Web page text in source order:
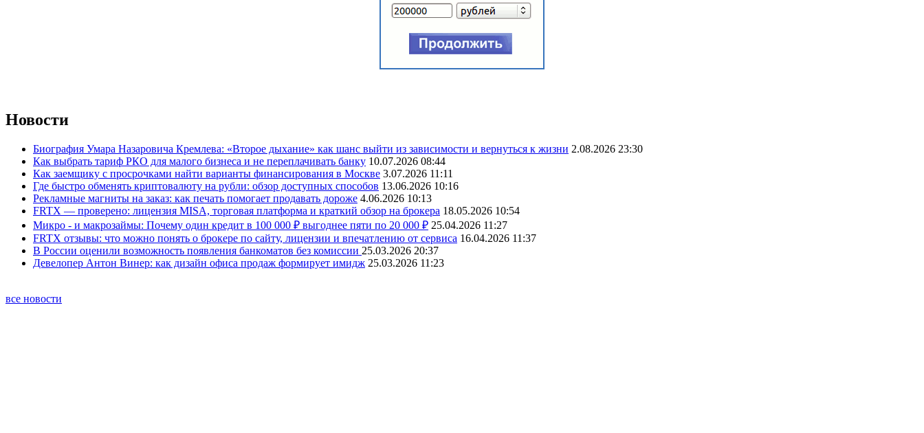
Новости
Биография Умара Назаровича Кремлева: «Второе дыхание» как шанс выйти из зависимости и вернуться к жизни 2.08.2026 23:30
Как выбрать тариф РКО для малого бизнеса и не переплачивать банку 10.07.2026 08:44
Как заемщику с просрочками найти варианты финансирования в Москве 3.07.2026 11:11
Где быстро обменять криптовалюту на рубли: обзор доступных способов 13.06.2026 10:16
Рекламные магниты на заказ: как печать помогает продавать дороже 4.06.2026 10:13
FRTX — проверено: лицензия MISA, торговая платформа и краткий обзор на брокера 18.05.2026 10:54
Микро - и макрозаймы: Почему один кредит в 100 000 ₽ выгоднее пяти по 20 000 ₽ 25.04.2026 11:27
FRTX отзывы: что можно понять о брокере по сайту, лицензии и впечатлению от сервиса 16.04.2026 11:37
В России оценили возможность появления банкоматов без комиссии 25.03.2026 20:37
Девелопер Антон Винер: как дизайн офиса продаж формирует имидж 25.03.2026 11:23
все новости